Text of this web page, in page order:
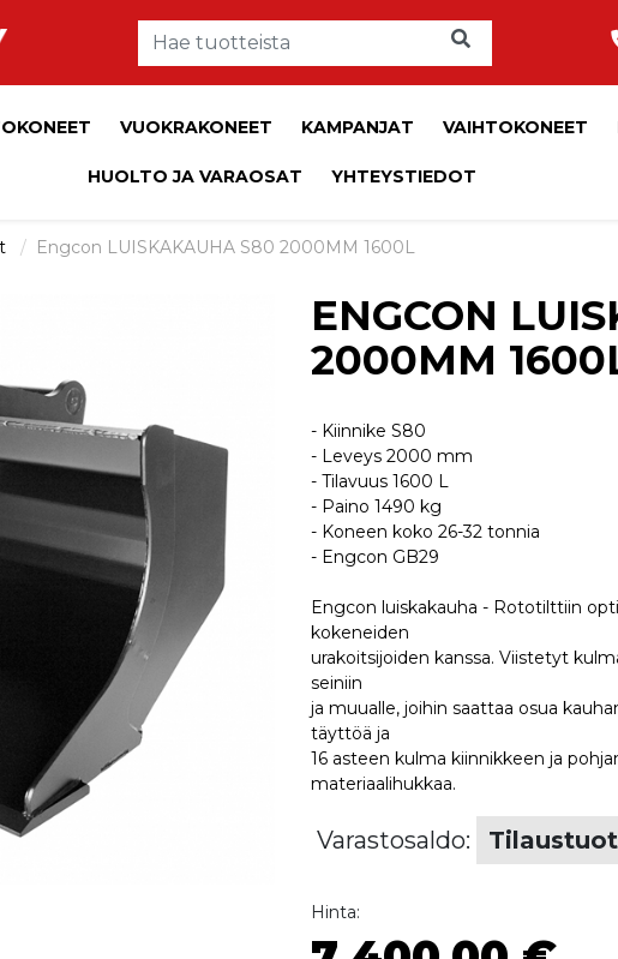
VUOKRAKONEET KAMPANJAT VAIHTOKONEET
HUOLTO JA VARAOSAT YHTEYSTIEDOT
Engcon LUISKAKAUHA S80 2000MM 1600L
ENGCON
2000MM
- Kiinnike S80
- Leveys 2000 mm
- Tilavuus 1600 L
- Paino 1490 kg
- Koneen koko 26-32 tonnia
- Engcon GB29
Engcon luiskakauha - Rototilttiin
kokeneiden
urakoitsijoiden kanssa. Viistetyt
seiniin
ja muualle, joihin saattaa osua
täyttöä ja
16 asteen kulma kiinnikkeen ja
materiaalihukkaa.
Varastosaldo:
Hinta: